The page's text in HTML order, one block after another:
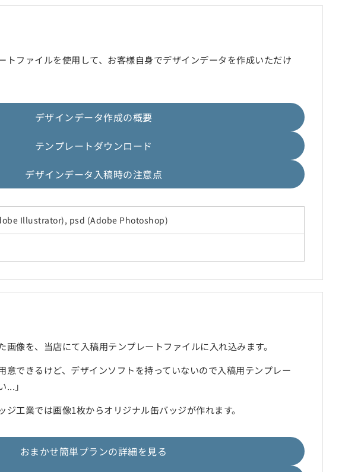
トファイルを使用して、お客様自身でデザインデータを作成いただけ
デザインデータ作成の概要
テンプレートダウンロード
デザインデータ入稿時の注意点
Illustrator), psd (Adobe Photoshop)
画像を、当店にて入稿用テンプレートファイルに入れ込みます。
意できるけど、デザインソフトを持っていないので入稿用テンプレー
...」
ジ工業では画像1枚からオリジナル缶バッジが作れます。
おまかせ簡単プランの詳細を見る